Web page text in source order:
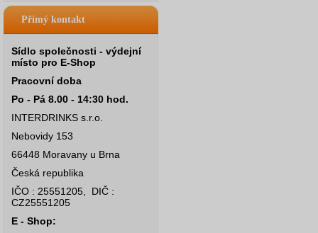
Přímý kontakt
Sídlo společnosti - výdejní
místo pro E-Shop
Pracovní doba
Po - Pá 8.00 - 14:30 hod.
INTERDRINKS s.r.o.
Nebovidy 153
66448 Moravany u Brna
Česká republika
IČO : 25551205, DIČ :
CZ25551205
E - Shop: